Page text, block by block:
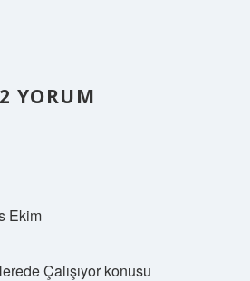
2 YORUM
Ekim
Çalışıyor konusu